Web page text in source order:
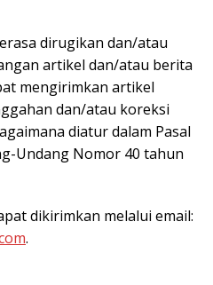
dirugikan dan/atau
artikel dan/atau berita
mengirimkan artikel
dan/atau koreksi
diatur dalam Pasal
Undang Nomor 40 tahun
dikirimkan melalui email:
.